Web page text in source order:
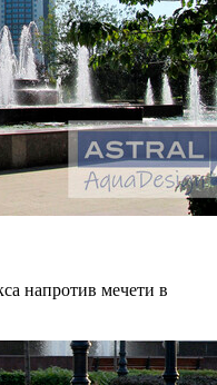
напротив мечети в